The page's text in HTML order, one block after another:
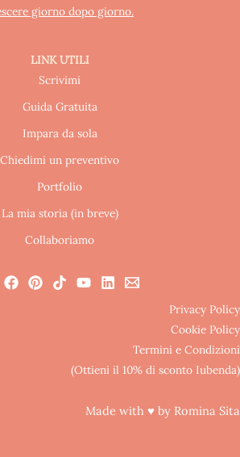
giorno dopo giorno.
LINK UTILI
Scrivimi
Guida Gratuita
Impara da sola
Chiedimi un preventivo
Portfolio
La mia storia (in breve)
Collaboriamo
Privacy Policy
Cookie Policy
Termini e Condizioni
(Ottieni il 10% di sconto Iubenda)
Made with ♥ by Romina Sita